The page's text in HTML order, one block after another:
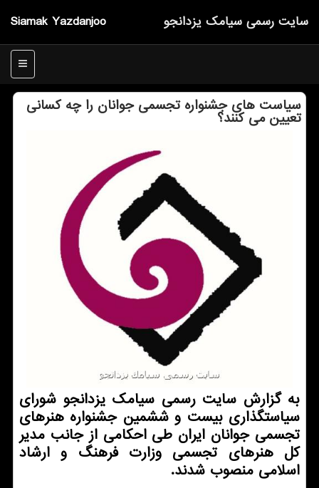
Siamak Yazdanjoo سایت رسمی سیامك یزدانجو
منو
سیاست های جشنواره تجسمی جوانان را چه كسانی
تعیین می كنند؟
به گزارش سایت رسمی سیامك یزدانجو شورای
سیاستگذاری بیست و ششمین جشنواره هنرهای
تجسمی جوانان ایران طی احكامی از جانب مدیر
كل هنرهای تجسمی وزارت فرهنگ و ارشاد
اسلامی منصوب شدند.